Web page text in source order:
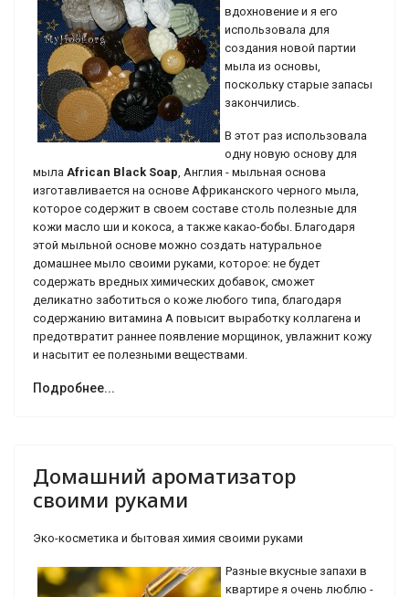
вдохновение и я его
использовала для
создания новой партии
мыла из основы,
поскольку старые запасы
закончились.
В этот раз использовала
одну новую основу для
мыла African Black Soap, Англия - мыльная основа
изготавливается на основе Африканского черного мыла,
которое содержит в своем составе столь полезные для
кожи масло ши и кокоса, а также какао-бобы. Благодаря
этой мыльной основе можно создать натуральное
домашнее мыло своими руками, которое: не будет
содержать вредных химических добавок, сможет
деликатно заботиться о коже любого типа, благодаря
содержанию витамина А повысит выработку коллагена и
предотвратит раннее появление морщинок, увлажнит кожу
и насытит ее полезными веществами.
Подробнее...
Домашний ароматизатор
своими руками
Эко-косметика и бытовая химия своими руками
Разные вкусные запахи в
квартире я очень люблю -